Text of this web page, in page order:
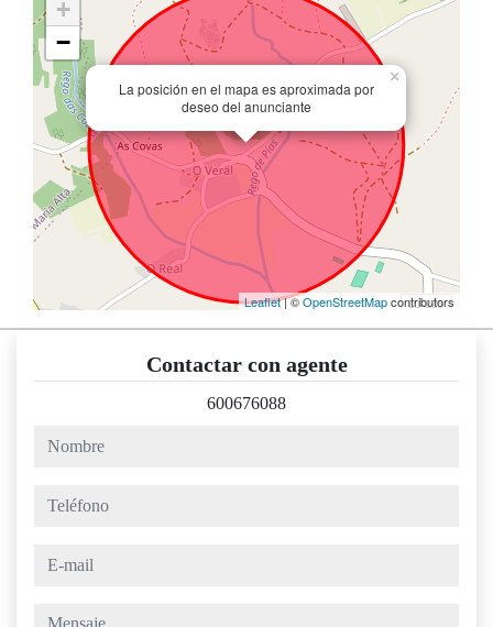
La posición en el mapa es aproximada por
deseo del anunciante
×
+
−
Leaflet| ©OpenStreetMapcontributors
Contactar con agente
600676088
nombre
teléfono
e-mail
mensaje